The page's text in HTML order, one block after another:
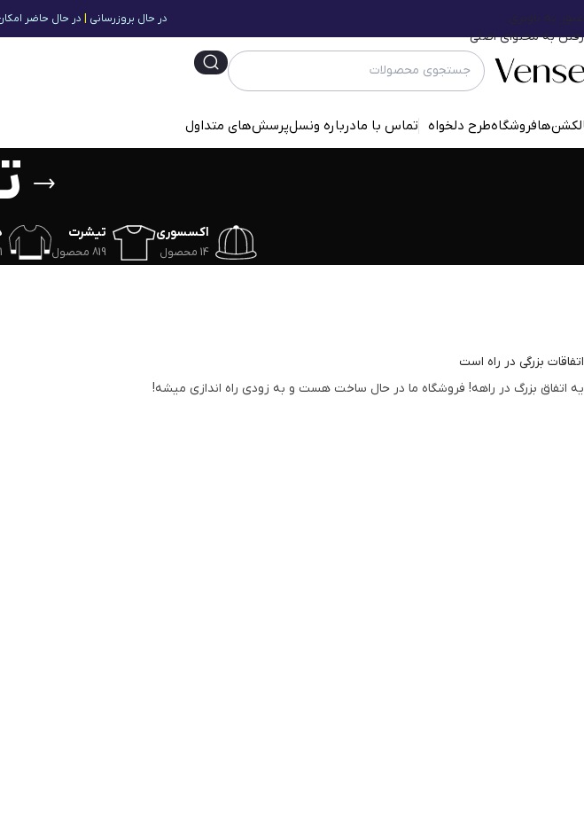
عبور به ناوبری
رفتن به محتوای اصلی
در حال بروزرسانی در حال حاضر
فروشگاهطرح دلخواه تماس با مادرباره ونسلپرسش‌‌های متداول
اکسسوری
14 محصول
تیشرت
819 محصول 1 محصولات
اتفاقات بزرگی در راه است
یه اتفاق بزرگ در راهه! فروشگاه ما در حال ساخت هست و به زودی راه اندازی میشه!